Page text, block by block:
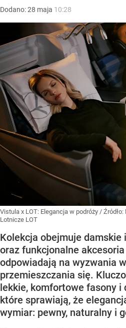
Dodano:28 maja 10:28
Vistula x LOT: Elegancja w podróży / Źródło:
Lotnicze LOT
Kolekcja obejmuje damskie
oraz funkcjonalne
odpowiadają na wyzwania
przemieszczania się.
lekkie, komfortowe fasony i
które sprawiają, że
wymiar: pewny, naturalny i